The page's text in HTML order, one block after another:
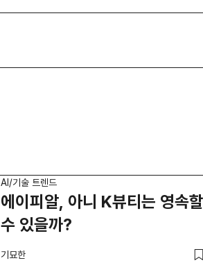
AI/기술 트렌드
에이피알, 아니 K뷰티는 영속할
수 있을까?
기묘한